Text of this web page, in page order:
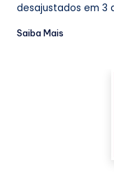
desajustados em 3
Saiba Mais